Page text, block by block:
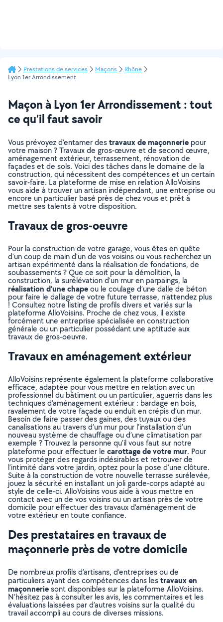
Prestations de services Maçons
Rhône
Lyon 1er Arrondissement
Maçon à Lyon 1er Arrondissement : tout
ce qu’il faut savoir
Vous prévoyez d’entamer destravaux de maçonnerie pour
votre maison ? Travaux de gros-œuvre et de second œuvre,
aménagement extérieur, terrassement, rénovation de
façades et de sols. Voici des tâches dans le domaine de la
construction, qui nécessitent des compétences et un certain
savoir-faire. La plateforme de mise en relation AlloVoisins
vous aide à trouver un artisan indépendant, une entreprise ou
encore un particulier basé près de chez vous et prêt à
mettre ses talents à votre disposition.
Travaux de gros-oeuvre
Pour la construction de votre garage, vous êtes en quête
d’un coup de main d’un de vos voisins ou vous recherchez un
artisan expérimenté dans la réalisation de fondations, de
soubassements ? Que ce soit pour la démolition, la
construction, la surélévation d’un mur en parpaings, la
réalisation d’une chapeou le coulage d’une dalle de béton
pour faire le dallage de votre future terrasse, n’attendez plus
! Consultez notre listing de profils divers et variés sur la
plateforme AlloVoisins. Proche de chez vous, il existe
forcément une entreprise spécialisée en construction
générale ou un particulier possédant une aptitude aux
travaux de gros-oeuvre.
Travaux en aménagement extérieur
AlloVoisins représente également la plateforme collaborative
efficace, adaptée pour vous mettre en relation avec un
professionnel du bâtiment ou un particulier, aguerris dans les
techniques d’aménagement extérieur : bardage en bois,
ravalement de votre façade ou enduit en crépis d’un mur.
Besoin de faire passer des gaines, des tuyaux ou des
canalisations au travers d’un mur pour l’installation d’un
nouveau système de chauffage ou d’une climatisation par
exemple ? Trouvez la personne qu’il vous faut sur notre
plateforme pour effectuer le carottage de votre mur. Pour
vous protéger des regards indésirables et retrouver de
l’intimité dans votre jardin, optez pour la pose d’une clôture.
Suite à la construction de votre nouvelle terrasse surélevée,
jouez la sécurité en installant un joli garde-corps adapté au
style de celle-ci. AlloVoisins vous aide à vous mettre en
contact avec un de vos voisins ou un artisan près de votre
domicile pour effectuer des travaux d’aménagement de
votre extérieur en toute confiance.
Des prestataires en travaux de
maçonnerie près de votre domicile
De nombreux profils d’artisans, d’entreprises ou de
particuliers ayant des compétences dans lestravaux en
maçonneriesont disponibles sur la plateforme AlloVoisins.
N’hésitez pas à consulter les avis, les commentaires et les
évaluations laissées par d’autres voisins sur la qualité du
travail accompli au cours de diverses missions.